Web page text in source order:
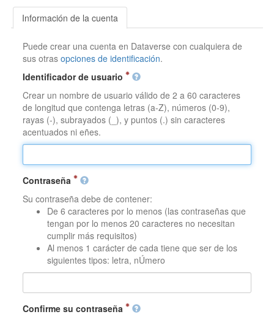
Información de la cuenta
Puede crear una cuenta en Dataverse con cualquiera de
sus otrasopciones de identificación.
Identificador de usuario
Crear un nombre de usuario válido de 2 a 60 caracteres
de longitud que contenga letras (a-Z), números (0-9),
rayas (-), subrayados (_), y puntos (.) sin caracteres
acentuados ni eñes.
Contraseña
Su contraseña debe de contener:
De 6 caracteres por lo menos (las contraseñas que
tengan por lo menos 20 caracteres no necesitan
cumplir más requisitos)
Al menos 1 carácter de cada tiene que ser de los
siguientes tipos: letra, nÚmero
Confirme su contraseña